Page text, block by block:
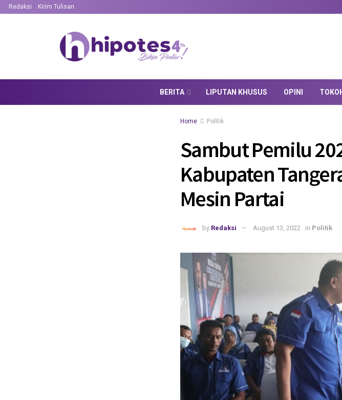
Redaksi Kirim Tulisan
BERITA LIPUTAN KHUSUS OPINI
Home Politik
Sambut Pemilu
Kabupaten
Mesin Partai
by Redaksi August 13, 2022 in Politik